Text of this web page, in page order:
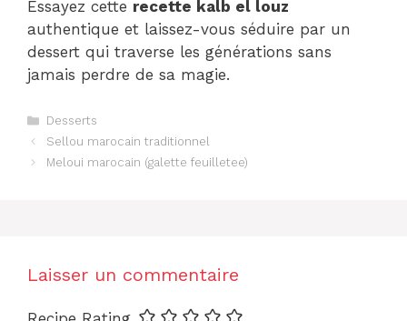
Essayez cette recette kalb el louz
authentique et laissez-vous séduire par un
dessert qui traverse les générations sans
jamais perdre de sa magie.
Catégories
Desserts
Sellou marocain traditionnel
Meloui marocain (galette feuilletee)
Laisser un commentaire